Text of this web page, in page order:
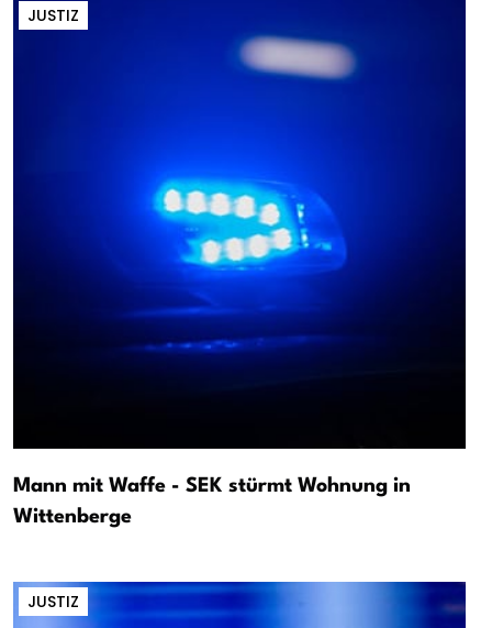
JUSTIZ
Mann mit Waffe - SEK stürmt Wohnung in
Wittenberge
JUSTIZ